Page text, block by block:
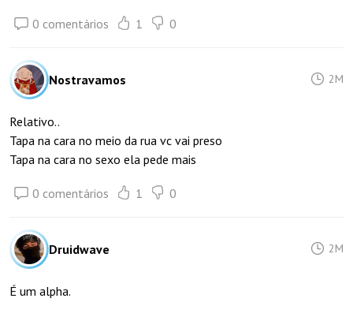
0 comentários 1 0
Nostravamos 2M
Relativo..
Tapa na cara no meio da rua vc vai preso
Tapa na cara no sexo ela pede mais
0 comentários 1 0
Druidwave 2M
É um alpha.